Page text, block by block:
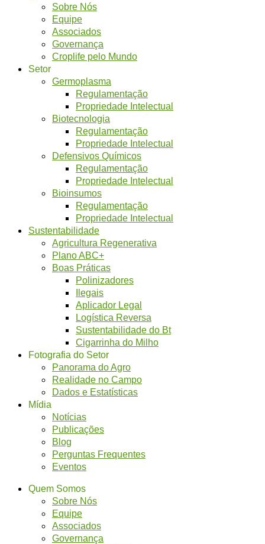
Sobre Nós
Equipe
Associados
Governança
Croplife pelo Mundo
Setor
Germoplasma
Regulamentação
Propriedade Intelectual
Biotecnologia
Regulamentação
Propriedade Intelectual
Defensivos Químicos
Regulamentação
Propriedade Intelectual
Bioinsumos
Regulamentação
Propriedade Intelectual
Sustentabilidade
Agricultura Regenerativa
Plano ABC+
Boas Práticas
Polinizadores
Ilegais
Aplicador Legal
Logística Reversa
Sustentabilidade do Bt
Cigarrinha do Milho
Fotografia do Setor
Panorama do Agro
Realidade no Campo
Dados e Estatísticas
Mídia
Notícias
Publicações
Blog
Perguntas Frequentes
Eventos
Quem Somos
Sobre Nós
Equipe
Associados
Governança